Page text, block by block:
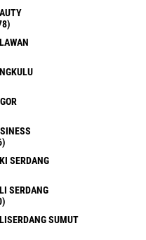
SERDANG
SERDANG
SUMUT